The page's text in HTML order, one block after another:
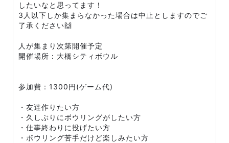
したいなと思ってます！
3人以下しか集まらなかった場合は中止としますのでご
了承ください🙌
人が集まり次第開催予定
開催場所：大橋シティボウル
参加費：1300円(ゲーム代)
・友達作りたい方
・久しぶりにボウリングがしたい方
・仕事終わりに投げたい方
・ボウリング苦手だけど楽しみたい方